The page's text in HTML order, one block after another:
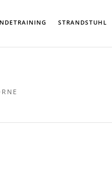
STRANDSTUHL